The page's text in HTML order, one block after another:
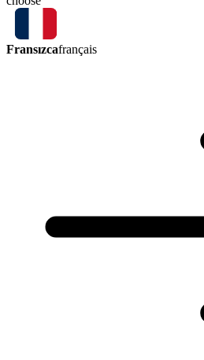
Fransızcafrançais